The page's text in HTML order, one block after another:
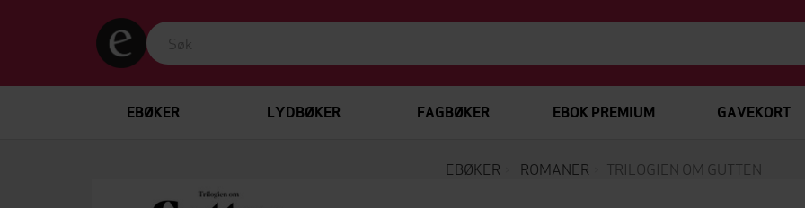
EBØKER LYDBØKER FAGBØKER EBOK PREMIUM GAVEKORT
EBØKER ROMANER TRILOGIEN OM GUTTEN